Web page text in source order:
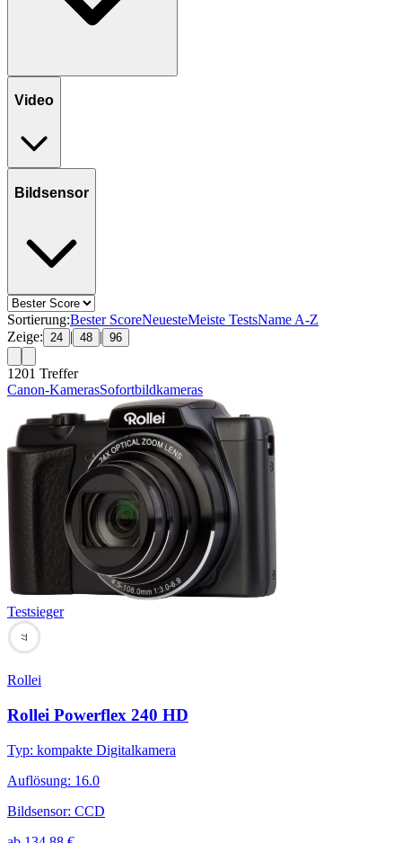
Video
Bildsensor
Sortierung:Bester ScoreNeuesteMeiste TestsName A-Z
Zeige: 24 | 48 | 96
1201 Treffer
Canon-KamerasSofortbildkameras
Testsieger
77
Rollei
Rollei Powerflex 240 HD
Typ: kompakte Digitalkamera
Auflösung: 16.0
Bildsensor: CCD